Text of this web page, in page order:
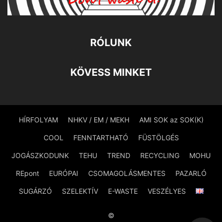
RÓLUNK
KÖVESS MINKET
HÍRFOLYAM NHKV / EM / MEKH AMI SOK az SOK(K)
COOL FENNTARTHATÓ FÜSTÖLGÉS
JOGÁSZKODUNK TEHU TREND RECYCLING MOHU
REpont EURÓPAI CSOMAGOLÁSMENTES PAZARLÓ
SUGÁRZÓ SZELEKTÍV E-WASTE VESZÉLYES
©